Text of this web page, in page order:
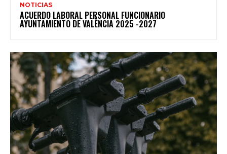
NOTICIAS
ACUERDO LABORAL PERSONAL FUNCIONARIO
AYUNTAMIENTO DE VALÈNCIA 2025 -2027